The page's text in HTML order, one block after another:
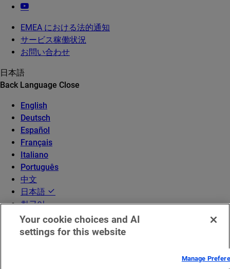
EMEA における法的通知
サービス稼働状況
お問い合わせ
日本語
Back Language Close
English
Deutsch
Español
Français
Italiano
Português
中文
日本語
한국어
Your cookie choices and AI
settings for this website
Manage